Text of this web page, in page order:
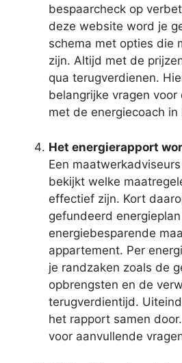
bespaarcheck op
deze website word je
schema met opties die
zijn. Altijd met de
qua terugverdienen.
belangrijke vragen
met de energiecoach in
Het energierapport
Een
bekijkt welke
effectief zijn. Kort
gefundeerd
energiebesparende
appartement. Per
je randzaken zoals de
opbrengsten en de
terugverdientijd.
het rapport samen
voor aanvullende